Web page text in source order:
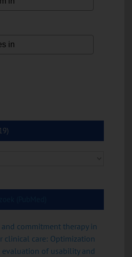
commitment therapy in
clinical care: Optimization
of usability and